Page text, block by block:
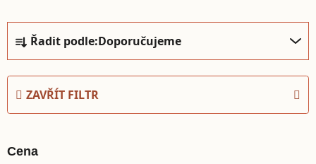
Řazení produktů
Řadit podle:Doporučujeme
ZAVŘÍT FILTR
Cena